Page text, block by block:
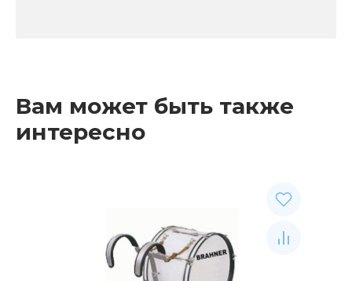
Вам может быть также
интересно